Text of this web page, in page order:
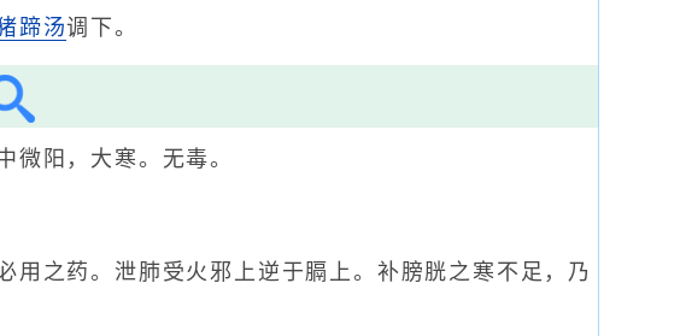
蹄汤调下。
微阳，大寒。无毒。
之药。泄肺受火邪上逆于膈上。补膀胱之寒不足，乃